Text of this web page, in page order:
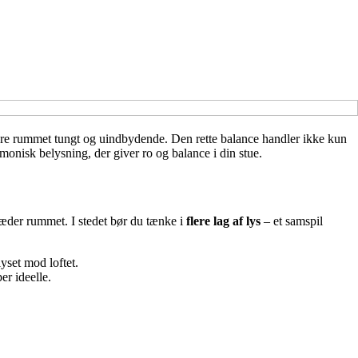
rummet tungt og uindbydende. Den rette balance handler ikke kun
belysning, der giver ro og balance i din stue.
rummet. I stedet bør du tænke i flere lag af lys – et samspil
mod loftet.
ideelle.